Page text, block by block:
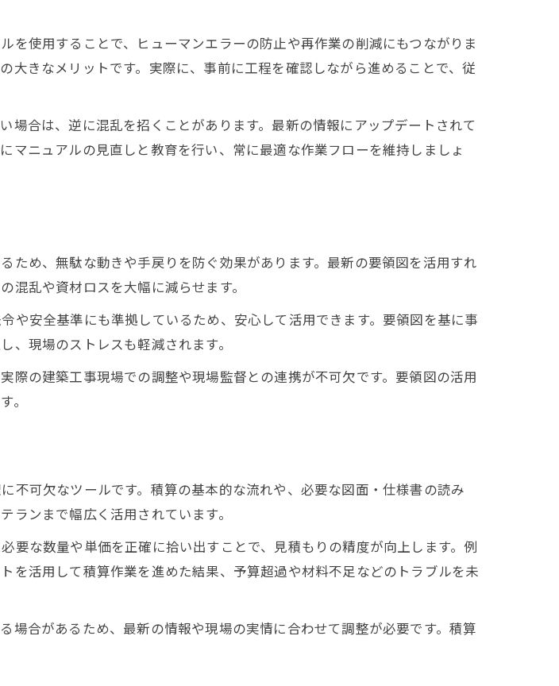
用いた見積もりの作成法
把握するための視点
ウンロード活用術
用で現場をスムーズに
で管理負担を軽減する方法
を立てるステップ解説
工事積算の技術
マニュアル2025活用の実例
の基本解説
業界評価について知る
マニュアルの学習法
を使用することで、ヒューマンエラーの防止や再作業の削減にもつながりま
きなメリットです。実際に、事前に工程を確認しながら進めることで、従
合は、逆に混乱を招くことがあります。最新の情報にアップデートされて
ニュアルの見直しと教育を行い、常に最適な作業フローを維持しましょ
ため、無駄な動きや手戻りを防ぐ効果があります。最新の要領図を活用すれ
乱や資材ロスを大幅に減らせます。
安全基準にも準拠しているため、安心して活用できます。要領図を基に事
、現場のストレスも軽減されます。
の建築工事現場での調整や現場監督との連携が不可欠です。要領図の活用
。
不可欠なツールです。積算の基本的な流れや、必要な図面・仕様書の読み
ンまで幅広く活用されています。
要な数量や単価を正確に拾い出すことで、見積もりの精度が向上します。例
を活用して積算作業を進めた結果、予算超過や材料不足などのトラブルを未
合があるため、最新の情報や現場の実情に合わせて調整が必要です。積算
わせはこちら
わせはこちら